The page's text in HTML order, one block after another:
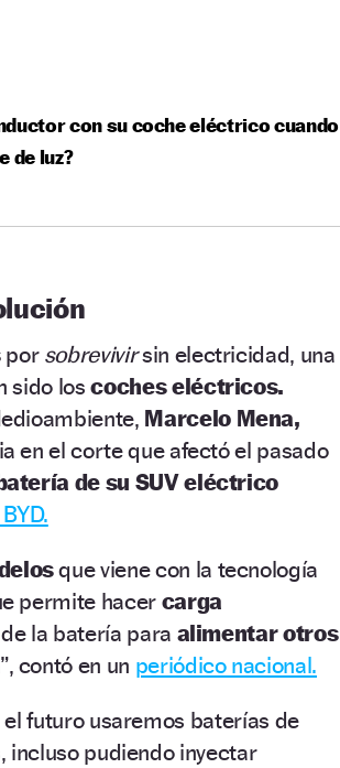
con su coche eléctrico cuando
de luz?
por sobrevivirsin electricidad, una
sido loscoches eléctricos.
Marcelo Mena,
en el corte que afectó el pasado
de su SUV eléctrico
BYD.
que viene con la tecnología
permite hacercarga
la batería para alimentar otros
contó en un periódico nacional.
el futuro usaremos baterías de
incluso pudiendo inyectar